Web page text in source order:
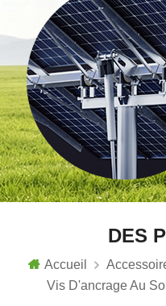
DES
Accueil
Vis D'ancrage Au